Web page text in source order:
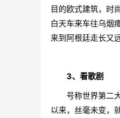
目的欧式建筑，时
白天车来车往乌烟
来到 阿根廷走长又
3、看歌剧
号称世界第二
以来，丝毫未变，